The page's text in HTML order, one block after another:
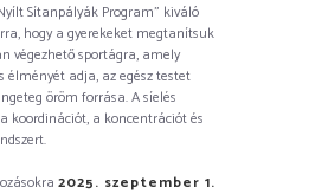
Sítanpályák Program” kiváló
hogy a gyerekeket megtanítsuk
végezhető sportágra, amely
élményét adja, az egész testet
öröm forrása. A síelés
koordinációt, a koncentrációt és
2025. szeptember 1.